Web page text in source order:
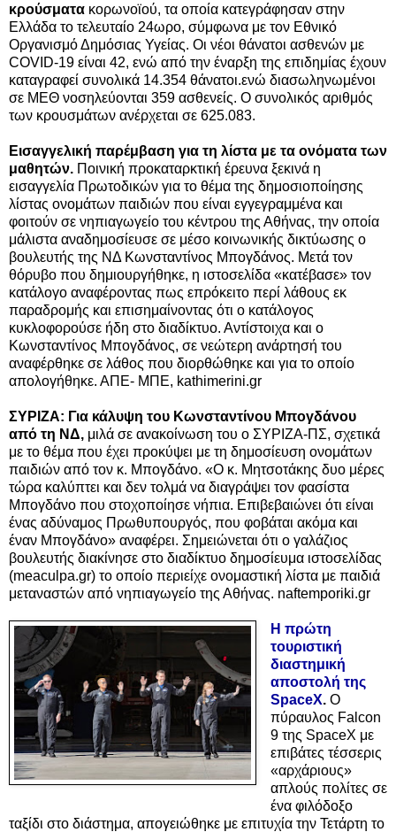
κρούσματα κορωνοϊού, τα οποία κατεγράφησαν στην
Ελλάδα το τελευταίο 24ωρο, σύμφωνα με τον Εθνικό
Οργανισμό Δημόσιας Υγείας. Οι νέοι θάνατοι ασθενών με
COVID-19 είναι 42, ενώ από την έναρξη της επιδημίας έχουν
καταγραφεί συνολικά 14.354 θάνατοι.ενώ διασωληνωμένοι
σε ΜΕΘ νοσηλεύονται 359 ασθενείς. Ο συνολικός αριθμός
των κρουσμάτων ανέρχεται σε 625.083.
Εισαγγελική παρέμβαση για τη λίστα με τα ονόματα των
μαθητών. Ποινική προκαταρκτική έρευνα ξεκινά η
εισαγγελία Πρωτοδικών για το θέμα της δημοσιοποίησης
λίστας ονομάτων παιδιών που είναι εγγεγραμμένα και
φοιτούν σε νηπιαγωγείο του κέντρου της Αθήνας, την οποία
μάλιστα αναδημοσίευσε σε μέσο κοινωνικής δικτύωσης ο
βουλευτής της ΝΔ Κωνσταντίνος Μπογδάνος. Μετά τον
θόρυβο που δημιουργήθηκε, η ιστοσελίδα «κατέβασε» τον
κατάλογο αναφέροντας πως επρόκειτο περί λάθους εκ
παραδρομής και επισημαίνοντας ότι ο κατάλογος
κυκλοφορούσε ήδη στο διαδίκτυο. Αντίστοιχα και ο
Κωνσταντίνος Μπογδάνος, σε νεώτερη ανάρτησή του
αναφέρθηκε σε λάθος που διορθώθηκε και για το οποίο
απολογήθηκε. ΑΠE- ΜΠΕ, kathimerini.gr
ΣΥΡΙΖΑ: Για κάλυψη του Κωνσταντίνου Μπογδάνου
από τη ΝΔ, μιλά σε ανακοίνωση του ο ΣΥΡΙΖΑ-ΠΣ, σχετικά
με το θέμα που έχει προκύψει με τη δημοσίευση ονομάτων
παιδιών από τον κ. Μπογδάνο. «Ο κ. Μητσοτάκης δυο μέρες
τώρα καλύπτει και δεν τολμά να διαγράψει τον φασίστα
Μπογδάνο που στοχοποίησε νήπια. Επιβεβαιώνει ότι είναι
ένας αδύναμος Πρωθυπουργός, που φοβάται ακόμα και
έναν Μπογδάνο» αναφέρει. Σημειώνεται ότι ο γαλάζιος
βουλευτής διακίνησε στο διαδίκτυο δημοσίευμα ιστοσελίδας
(meaculpa.gr) το οποίο περιείχε ονομαστική λίστα με παιδιά
μεταναστών από νηπιαγωγείο της Αθήνας. naftemporiki.gr
Η πρώτη
τουριστική
διαστημική
αποστολή της
SpaceX.Ο
πύραυλος Falcon
9 της SpaceX με
επιβάτες τέσσερις
«αρχάριους»
απλούς πολίτες σε
ένα φιλόδοξο
ταξίδι στο διάστημα, απογειώθηκε με επιτυχία την Τετάρτη το